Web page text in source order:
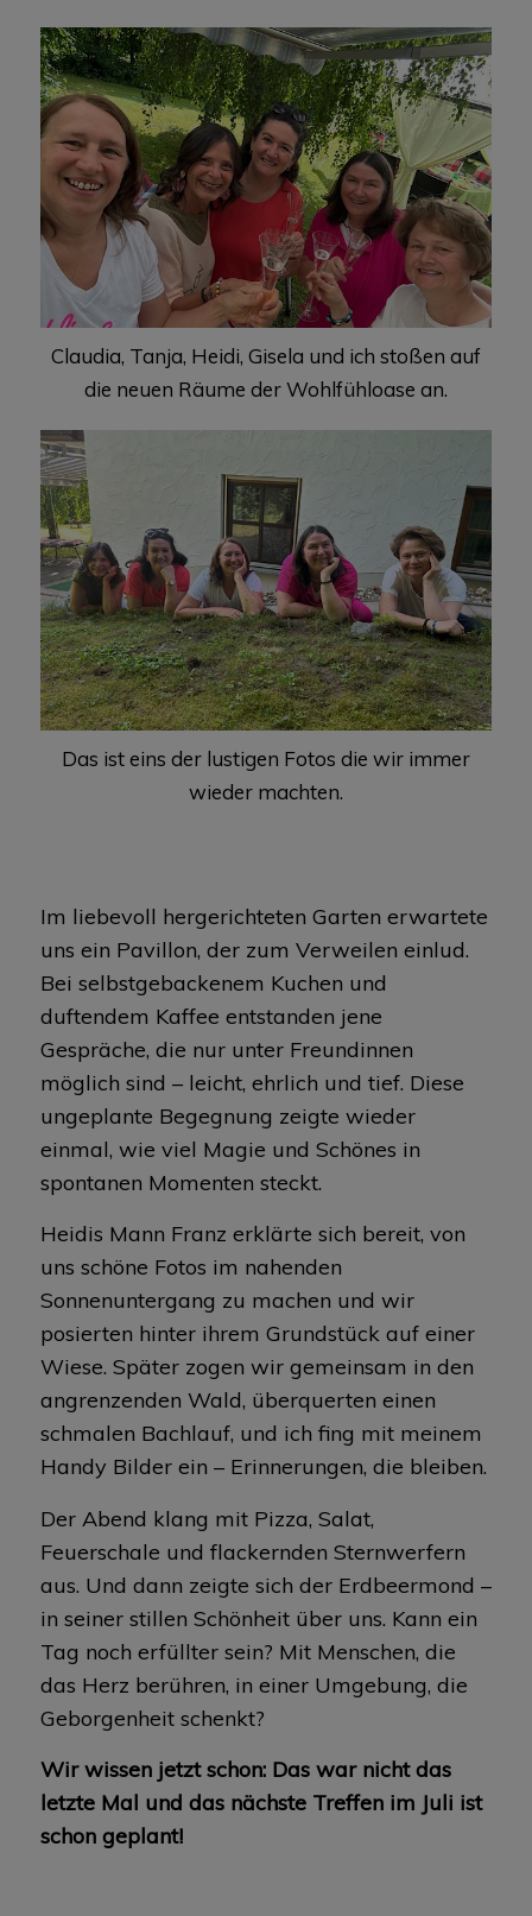
Claudia, Tanja, Heidi, Gisela und ich stoßen auf
die neuen Räume der Wohlfühloase an.
Das ist eins der lustigen Fotos die wir immer
wieder machten.
Im liebevoll hergerichteten Garten erwartete
uns ein Pavillon, der zum Verweilen einlud.
Bei selbstgebackenem Kuchen und
duftendem Kaffee entstanden jene
Gespräche, die nur unter Freundinnen
möglich sind – leicht, ehrlich und tief. Diese
ungeplante Begegnung zeigte wieder
einmal, wie viel Magie und Schönes in
spontanen Momenten steckt.
Heidis Mann Franz erklärte sich bereit, von
uns schöne Fotos im nahenden
Sonnenuntergang zu machen und wir
posierten hinter ihrem Grundstück auf einer
Wiese. Später zogen wir gemeinsam in den
angrenzenden Wald, überquerten einen
schmalen Bachlauf, und ich fing mit meinem
Handy Bilder ein – Erinnerungen, die bleiben.
Der Abend klang mit Pizza, Salat,
Feuerschale und flackernden Sternwerfern
aus. Und dann zeigte sich der Erdbeermond –
in seiner stillen Schönheit über uns. Kann ein
Tag noch erfüllter sein? Mit Menschen, die
das Herz berühren, in einer Umgebung, die
Geborgenheit schenkt?
Wir wissen jetzt schon: Das war nicht das
letzte Mal und das nächste Treffen im Juli ist
schon geplant!